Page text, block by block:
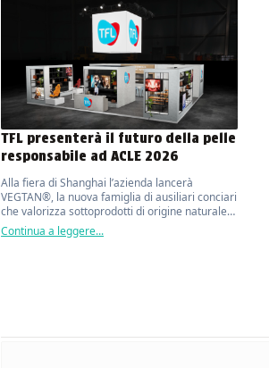
TFL presenterà il futuro della pelle
responsabile ad ACLE 2026
Alla fiera di Shanghai l’azienda lancerà
VEGTAN®, la nuova famiglia di ausiliari conciari
che valorizza sottoprodotti di origine naturale
con oltre il 70% di contenuto bio based
Continua a leggere...